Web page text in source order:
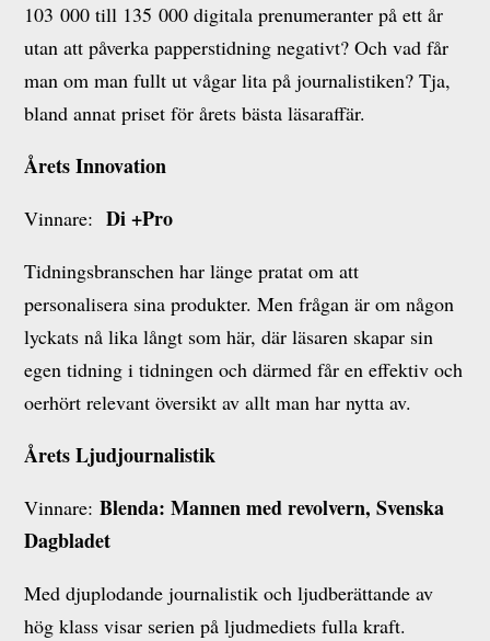
103 000 till 135 000 digitala prenumeranter på ett år
utan att påverka papperstidning negativt? Och vad får
man om man fullt ut vågar lita på journalistiken? Tja,
bland annat priset för årets bästa läsaraffär.
Årets Innovation
Vinnare:Di +Pro
Tidningsbranschen har länge pratat om att
personalisera sina produkter. Men frågan är om någon
lyckats nå lika långt som här, där läsaren skapar sin
egen tidning i tidningen och därmed får en effektiv och
oerhört relevant översikt av allt man har nytta av.
Årets Ljudjournalistik
Vinnare:Blenda: Mannen med revolvern, Svenska
Dagbladet
Med djuplodande journalistik och ljudberättande av
hög klass visar serien på ljudmediets fulla kraft.